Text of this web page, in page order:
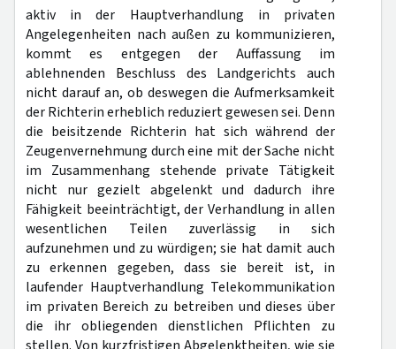
aktiv in der Hauptverhandlung in privaten
Angelegenheiten nach außen zu kommunizieren,
kommt es entgegen der Auffassung im
ablehnenden Beschluss des Landgerichts auch
nicht darauf an, ob deswegen die Aufmerksamkeit
der Richterin erheblich reduziert gewesen sei. Denn
die beisitzende Richterin hat sich während der
Zeugenvernehmung durch eine mit der Sache nicht
im Zusammenhang stehende private Tätigkeit
nicht nur gezielt abgelenkt und dadurch ihre
Fähigkeit beeinträchtigt, der Verhandlung in allen
wesentlichen Teilen zuverlässig in sich
aufzunehmen und zu würdigen; sie hat damit auch
zu erkennen gegeben, dass sie bereit ist, in
laufender Hauptverhandlung Telekommunikation
im privaten Bereich zu betreiben und dieses über
die ihr obliegenden dienstlichen Pflichten zu